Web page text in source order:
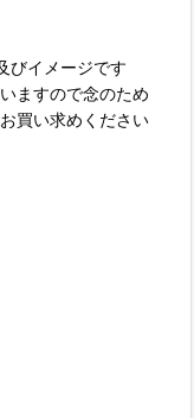
びイメージです
ますので念のため
買い求めください